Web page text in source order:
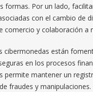
formas. Por un lado,
con el cambio de
comercio y colaboración a
cibermonedas están
en los procesos
permite mantener un
fraudes y manipulaciones.